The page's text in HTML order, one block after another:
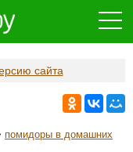
сайта
помидоры в домашних